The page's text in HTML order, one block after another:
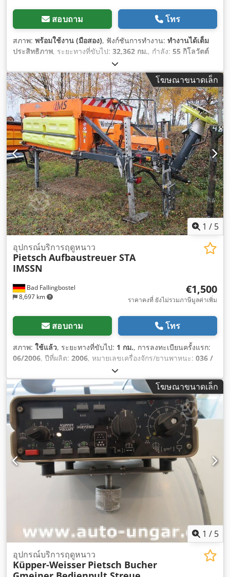
สอบถาม โทร
สภาพ: พร้อมใช้งาน (มือสอง), ฟังก์ชันการทำงาน: ทำงานได้เต็ม
ประสิทธิภาพ, ระยะทางที่ขับไป: 32,362 กม., กำลัง: 55 กิโลวัตต์
, การลงทะเบียนครั้งแรก:
3,500 กก., ประเภทเชื้อเพลิง:ดีเซล, สี:สีขาว, การกำหนดค่าของ
เพลา:4x4, น้ำหนักบรรทุกสูงสุด:1,550 กก., น้ำหนักเปล่า:1,950
กก., ตรวจสอบครั้งถัดไป (TÜV):11/2026, เชื้อเพลิง:ดีเซล, ระยะ
ฐานล้อ:1,600 มม , ห้องโดยสารคนขับ:อื่นๆ, ประเภทเกียร์:ไฮโด
รสแตติก, ระดับชั้นการปล่อยมลพิษ:ยูโร 5, ชั่วโมงการทำงาน:
4,028 h, อุปกรณ์:
ขับเคลื่อนทุกล้อ, เครื่องปรับอากาศ, แผ่นกรอง
เขม่า, ไฟหน้าเพิ่มเติม, ไฮดรอลิก,
โฆษณาขนาดเล็ก
1 / 5
Bad Fallingbostel
8,697 km
อุปกรณ์บริการฤดูหนาว
Pietsch Aufbaustreuer STA
IMSSN
€1,500
ราคาคงที่ ยังไม่รวมภาษีมูลค่าเพิ่ม
สอบถาม โทร
สภาพ: ใช้แล้ว, ระยะทางที่ขับไป: 1 กม., การลงทะเบียนครั้งแรก:
06/2006, ปีที่ผลิต: 2006, หมายเลขเครื่องจักร/ยานพาหนะ: 036 /
โฆษณาขนาดเล็ก
1 / 5
อุปกรณ์บริการฤดูหนาว
Küpper-Weisser Pietsch Bucher